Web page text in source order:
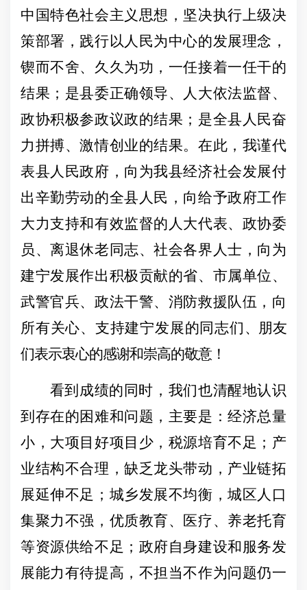
中国特色社会主义思想，坚决执行上级决
策部署，践行以人民为中心的发展理念，
锲而不舍、久久为功，一任接着一任干的
结果；是县委正确领导、人大依法监督、
政协积极参政议政的结果；是全县人民奋
力拼搏、激情创业的结果。在此，我谨代
表县人民政府，向为我县经济社会发展付
出辛勤劳动的全县人民，向给予政府工作
大力支持和有效监督的人大代表、政协委
员、离退休老同志、社会各界人士，向为
建宁发展作出积极贡献的省、市属单位、
武警官兵、政法干警、消防救援队伍，向
所有关心、支持建宁发展的同志们 、朋友
们表示衷心的感谢和崇高的敬意！
看到成绩的同时，我们也清醒地认识
到存在的困难和问题，主要是：经济总量
小，大项目好项目少，税源培育不足；产
业结构不合理，缺乏龙头带动，产业链拓
展延伸不足；城乡发展不均衡，城区人口
集聚力不强，优质教育、医疗、养老托育
等资源供给不足；政府自身建设和服务发
展能力有待提高，不担当不作为问题仍一